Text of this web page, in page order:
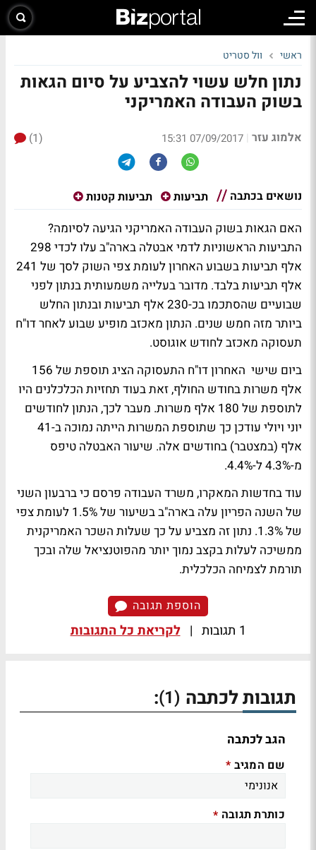
ראשי וול סטריט
נתון חלש עשוי להצביע על סיום הגאות
בשוק העבודה האמריקני
אלמוג עזר |
07/09/2017 15:31
(1)
נושאים בכתבה תביעות תביעות קטנות
האם הגאות בשוק העבודה האמריקני הגיעה לסיומה?
התביעות הראשוניות לדמי אבטלה בארה"ב עלו לכדי 298
אלף תביעות בשבוע האחרון לעומת צפי השוק לסך של 241
אלף תביעות בלבד. מדובר בעלייה משמעותית בנתון לפני
שבועיים שהסתכמו בכ-230 אלף תביעות ובנתון החלש
ביותר מזה חמש שנים. הנתון מאכזב מופיע שבוע לאחר דו"ח
תעסוקה מאכזב לחודש אוגוסט.
ביום שישי האחרון דו"ח התעסוקה הציג תוספת של 156
אלף משרות בחודש החולף, זאת בעוד תחזיות הכלכלנים היו
לתוספת של 180 אלף משרות. מעבר לכך, הנתון לחודשים
יוני ויולי עודכן כך שתוספת המשרות הייתה נמוכה ב-41
אלף (במצטבר) בחודשים אלה. שיעור האבטלה טיפס
מ-4.3% ל-4.4%.
עוד בחדשות המאקרו, משרד העבודה פרסם כי ברבעון השני
של השנה הפריון עלה בארה"ב בשיעור של 1.5% לעומת צפי
של 1.3%. נתון זה מצביע על כך שעלות השכר האמריקנית
ממשיכה לעלות בקצב נמוך יותר מהפוטנציאל שלה ובכך
תורמת לצמיחה הכלכלית.
הוספת תגובה
1 תגובות | לקריאת כל התגובות
תגובות לכתבה (1)
:
הגב לכתבה
שם המגיב *
כותרת תגובה *